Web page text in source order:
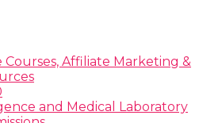
Affiliate Marketing &
and Medical Laboratory